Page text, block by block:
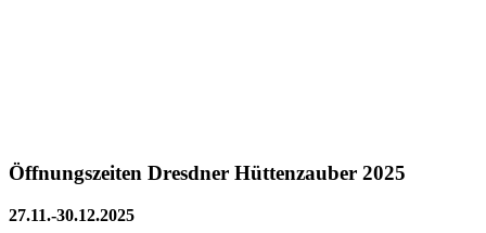
Öffnungszeiten Dresdner Hüttenzauber 2025
27.11.-30.12.2025